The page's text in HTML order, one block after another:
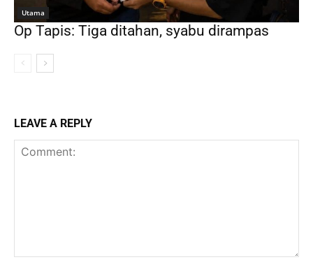
Utama
Op Tapis: Tiga ditahan, syabu dirampas
LEAVE A REPLY